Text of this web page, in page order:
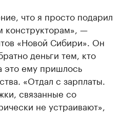
что я просто подарил
конструкторам», —
«Новой Сибири». Он
деньги тем, кто
это ему пришлось
«Отдал с зарплаты.
связанные со
не устраивают»,